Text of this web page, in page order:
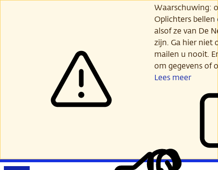
Waarschuwing:
Oplichters
alsof ze van De
zijn. Ga hier niet
mailen u nooit.
om gegevens of
Lees meer